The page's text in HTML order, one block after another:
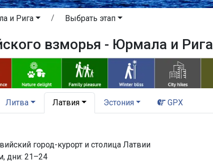
и Рига Выбрать этап
взморья - Юрмала и Рига
Литва Латвия Эстония GPX
город-курорт и столица Латвии
дни: 21–24